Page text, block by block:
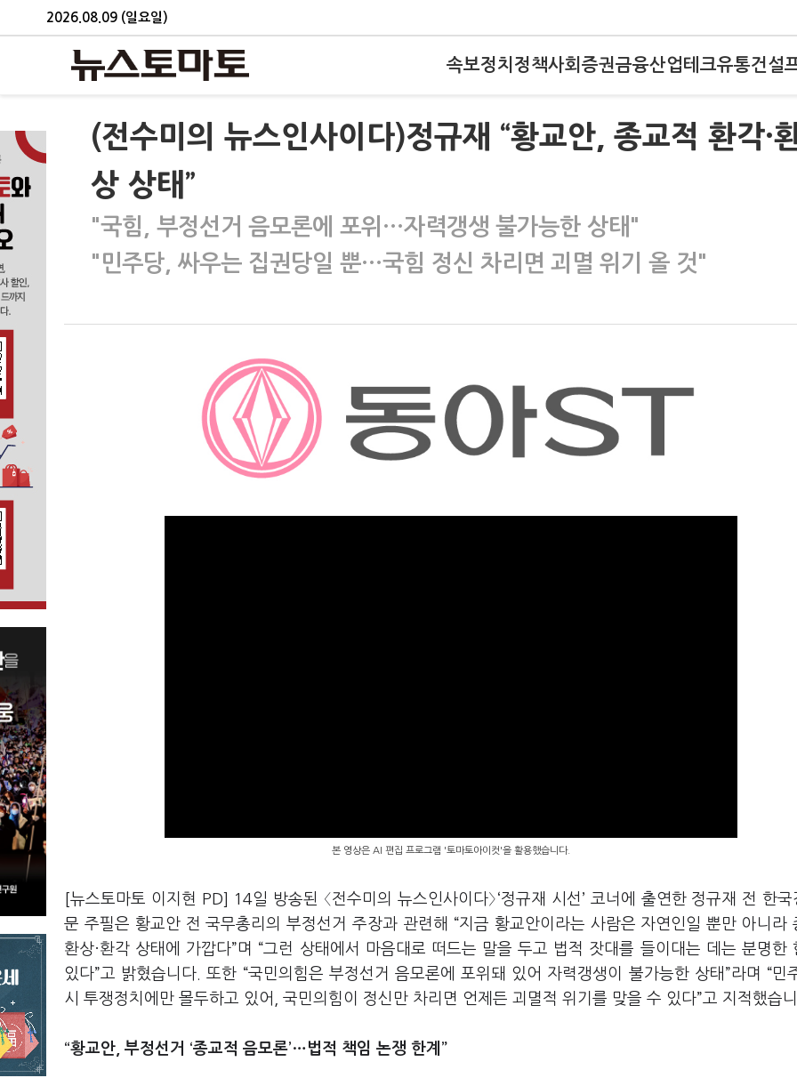
2026.08.09 (일요일)
속보정치 정책사회 증권금융산업테크유통건설
(전수미의 뉴스인사이다)정규재 “황교안, 종교적 환각·
상 상태”
"국힘, 부정선거 음모론에 포위…자력갱생 불가능한 상태"
"민주당, 싸우는 집권당일 뿐…국힘 정신 차리면 괴멸 위기 올 것"
본 영상은 AI 편집 프로그램 '토마토아이컷'을 활용했습니다.
[뉴스토마토 이지현 PD] 14일 방송된 〈전수미의 뉴스인사이다〉‘정규재 시선’ 코너에 출연한 정규재 전 한국
문 주필은 황교안 전 국무총리의 부정선거 주장과 관련해 “지금 황교안이라는 사람은 자연인일 뿐만 아니라
환상·환각 상태에 가깝다”며 “그런 상태에서 마음대로 떠드는 말을 두고 법적 잣대를 들이대는 데는 분명한
있다”고 밝혔습니다. 또한 “국민의힘은 부정선거 음모론에 포위돼 있어 자력갱생이 불가능한 상태”라며 “민
시 투쟁정치에만 몰두하고 있어, 국민의힘이 정신만 차리면 언제든 괴멸적 위기를 맞을 수 있다”고 지적했습
“황교안, 부정선거 ‘종교적 음모론’…법적 책임 논쟁 한계”